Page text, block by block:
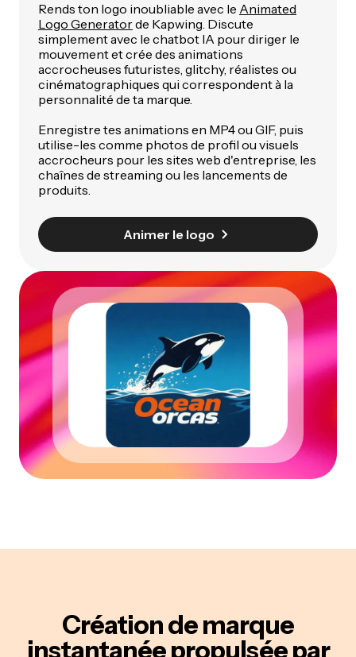
Rends ton logo inoubliable avec le Animated
Logo Generatorde Kapwing. Discute
simplement avec le chatbot IA pour diriger le
mouvement et crée des animations
accrocheuses futuristes, glitchy, réalistes ou
cinématographiques qui correspondent à la
personnalité de ta marque.
Enregistre tes animations en MP4 ou GIF, puis
utilise-les comme photos de profil ou visuels
accrocheurs pour les sites web d'entreprise, les
chaînes de streaming ou les lancements de
produits.
Animer le logo
Création de marque
instantanéepropulsée par